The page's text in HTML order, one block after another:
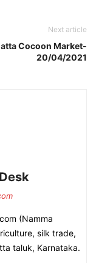
Next article
Cocoon Market-
20/04/2021
(Namma
silk trade,
taluk, Karnataka.